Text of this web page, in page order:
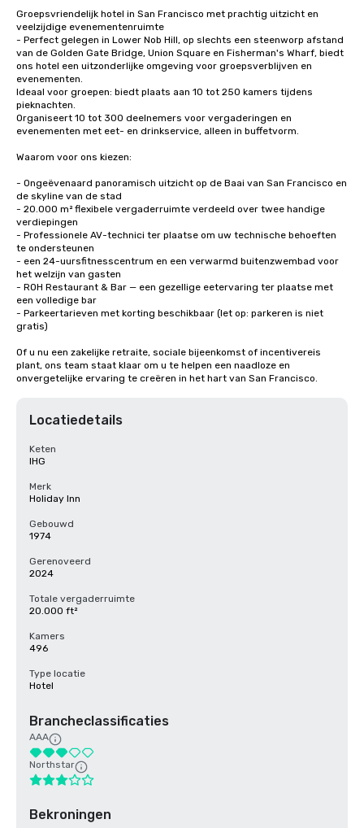
Groepsvriendelijk hotel in San Francisco met prachtig uitzicht en
veelzijdige evenementenruimte
- Perfect gelegen in Lower Nob Hill, op slechts een steenworp afstand
van de Golden Gate Bridge, Union Square en Fisherman's Wharf, biedt
ons hotel een uitzonderlijke omgeving voor groepsverblijven en
evenementen.
Ideaal voor groepen: biedt plaats aan 10 tot 250 kamers tijdens
pieknachten.
Organiseert 10 tot 300 deelnemers voor vergaderingen en
evenementen met eet- en drinkservice, alleen in buffetvorm.
Waarom voor ons kiezen:
- Ongeëvenaard panoramisch uitzicht op de Baai van San Francisco en
de skyline van de stad
- 20.000 m² flexibele vergaderruimte verdeeld over twee handige
verdiepingen
- Professionele AV-technici ter plaatse om uw technische behoeften
te ondersteunen
- een 24-uursfitnesscentrum en een verwarmd buitenzwembad voor
het welzijn van gasten
- ROH Restaurant & Bar — een gezellige eetervaring ter plaatse met
een volledige bar
- Parkeertarieven met korting beschikbaar (let op: parkeren is niet
gratis)
Of u nu een zakelijke retraite, sociale bijeenkomst of incentivereis
plant, ons team staat klaar om u te helpen een naadloze en
onvergetelijke ervaring te creëren in het hart van San Francisco.
Locatiedetails
Keten
IHG
Merk
Holiday Inn
Gebouwd
1974
Gerenoveerd
2024
Totale vergaderruimte
20.000 ft²
Kamers
496
Type locatie
Hotel
Brancheclassificaties
AAA
Northstar
Bekroningen